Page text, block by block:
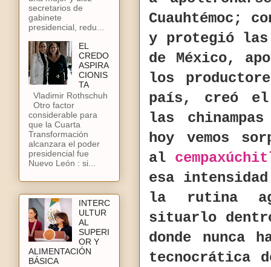
Cuauhtémoc;
y protegió las
de México,
los
país, creó el
las
hoy vemos
al
esa
la rutina
situarlo
donde nunca
tecnocrática
secretarios de
gabinete
presidencial, redu...
EL
CREDO
ASPIRA
CIONIS
TA
Vladimir Rothschuh
Otro factor
considerable para
que la Cuarta
Transformación
alcanzara el poder
presidencial fue
Nuevo León : si...
INTERC
ULTUR
AL
SUPERI
OR Y
ALIMENTACIÓN
BÁSICA